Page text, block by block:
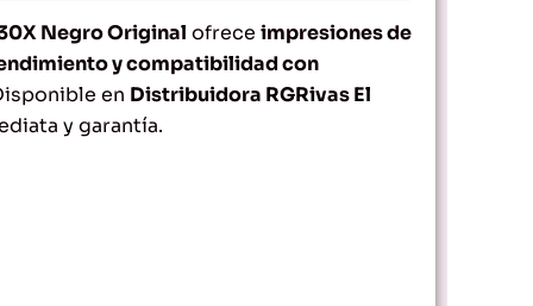
Negro Original ofrece impresiones de
y compatibilidad con
en Distribuidora RGRivas El
y garantía.